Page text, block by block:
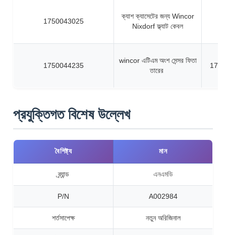
1750043025
ক্যাশ ক্যাসেটের জন্য Wincor
Nixdorf ফ্ল্যাট কেবল
1750044235
wincor এটিএম অংশ সেন্সর ফিতা
তারের
প্রযুক্তিগত বিশেষ উল্লেখ
বৈশিষ্ট্য মান
ব্র্যান্ড এনএমডি
P/N A002984
শর্তসাপেক্ষ নতুন অরিজিনাল